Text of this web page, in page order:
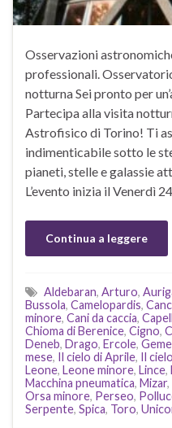
Osservazioni
professionali.
notturna Sei pronto per
Partecipa alla visita
Astrofisico di Torino! Ti
indimenticabile sotto le
pianeti, stelle e galassie
L’evento inizia il Venerdì
Continua a leggere
Aldebaran, Arturo,
Bussola, Camelopardis,
minore, Cani da caccia,
Chioma di Berenice, Cigno,
Deneb, Drago, Ercole,
mese, Il cielo di Aprile, Il
Leone, Leone minore, Lince,
Macchina pneumatica, Mizar,
Orsa minore, Perseo,
Serpente, Spica, Toro,